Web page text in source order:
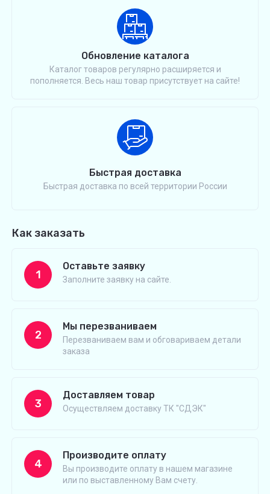
Обновление каталога
Каталог товаров регулярно расширяется и
пополняется. Весь наш товар присутствует на сайте!
Быстрая доставка
Быстрая доставка по всей территории России
Как заказать
1
Оставьте заявку
Заполните заявку на сайте.
2
Мы перезваниваем
Перезваниваем вам и обговариваем детали
заказа
3
Доставляем товар
Осуществляем доставку ТК "СДЭК"
4
Производите оплату
Вы производите оплату в нашем магазине
или по выставленному Вам счету.